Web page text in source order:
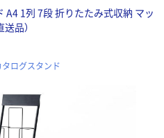
A4 1列 7段 折りたたみ式収納 マッ
品）
ログスタンド